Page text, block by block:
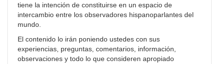
tiene la intención de constituirse en un espacio de
intercambio entre los observadores hispanoparlantes del
mundo.
El contenido lo irán poniendo ustedes con sus
experiencias, preguntas, comentarios, información,
observaciones y todo lo que consideren apropiado